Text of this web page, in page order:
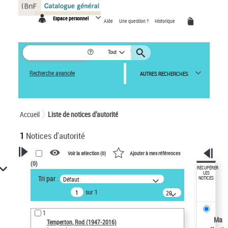
Espace personnel Aide Une question ? Historique
Tout
Recherche avancée AUTRES RECHERCHES
Accueil Liste de notices d’autorité
1 Notices d'autorité
VOTRE RECHERCHE
Recherche avancée dans les
notices d’autorité
Œuvres liées à l'auteur :
Temperton, Rod (1947-2016)
Voir la sélection (0) Ajouter à mes références
(0)
Tri par : Défaut
sur 1
20
résultats/page
1
Temperton, Rod (1947-2016)
RÉCUPÉRER
LES
NOTICES
Ma
Panneau de gestion des cookies